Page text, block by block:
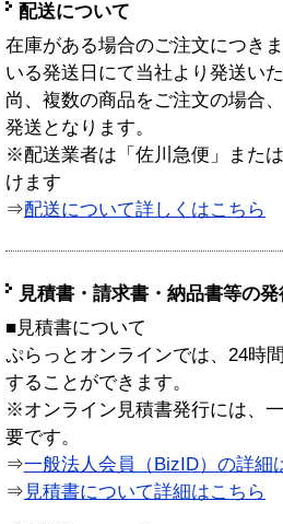
配送について
在庫がある場合のご注文につき
いる発送日にて当社より発送い
尚、複数の商品をご注文の場合
発送となります。
※配送業者は「佐川急便」また
けます
⇒配送について詳しくはこちら
見積書・請求書・納品書等の
■見積書について
ぷらっとオンラインでは、24時
することができます。
※オンライン見積書発行には、
要です。
⇒一般法人会員（BizID）の詳細
⇒ 見積書について詳細はこちら